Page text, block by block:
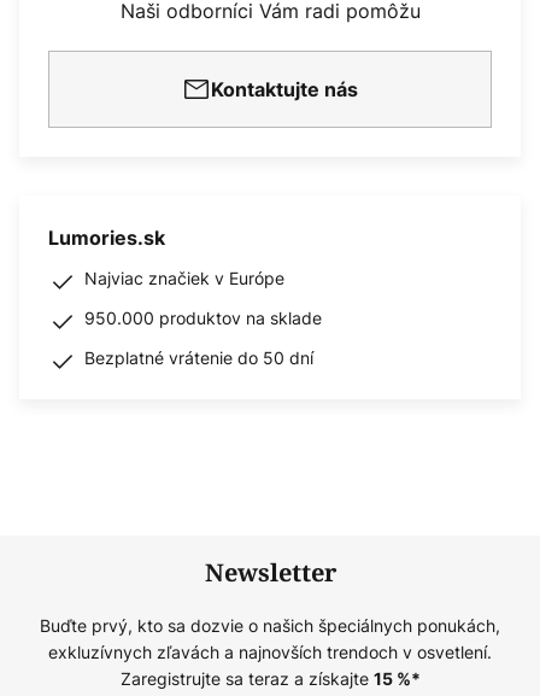
Naši odborníci Vám radi pomôžu
Kontaktujte nás
Lumories.sk
Najviac značiek v Európe
950.000 produktov na sklade
Bezplatné vrátenie do 50 dní
Newsletter
Buďte prvý, kto sa dozvie o našich špeciálnych ponukách,
exkluzívnych zľavách a najnovších trendoch v osvetlení.
Zaregistrujte sa teraz a získajte 15%*